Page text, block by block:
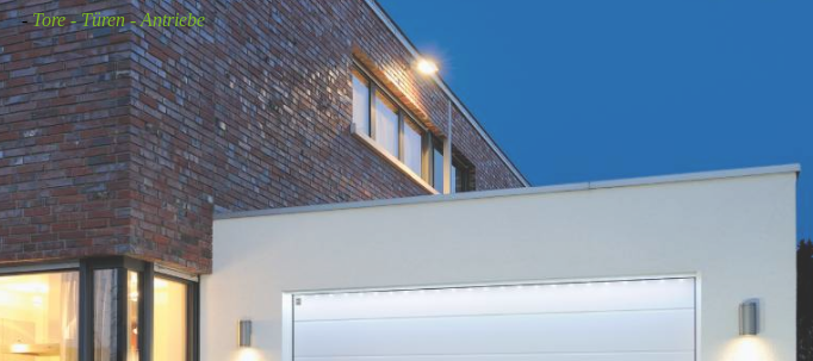
-Tore - Türen - Antriebe